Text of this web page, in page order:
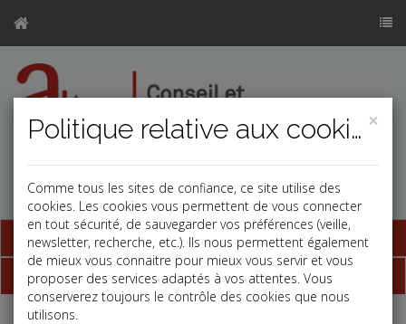
Base documentaire
Dépêches
×
Politique relative aux cookies
Comme tous les sites de confiance, ce site utilise des
cookies. Les cookies vous permettent de vous connecter
en tout sécurité, de sauvegarder vos préférences (veille,
newsletter, recherche, etc.). Ils nous permettent également
de mieux vous connaitre pour mieux vous servir et vous
proposer des services adaptés à vos attentes. Vous
conserverez toujours le contrôle des cookies que nous
utilisons.